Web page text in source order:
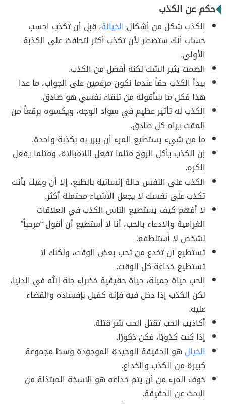
حكم عن الكذب
الكذب شكل من أشكال الخيانة، قبل أن تكذب احسب
حساب أنك ستضطر لأن تكذب أكثر لتحافظ على الكذبة
الأولى.
الصمت يثير الشك لكنه أفضل من الكذب.
يبدأ الكذب حقاً عندما نكون مرغمين على الجواب، ما عدا
هذا فكل ما سأقوله من تلقاء نفسي هو صادق.
الكذب له تأثير عظيم في سواد الوجه، ويكسوه برقعاً من
المقت يراه كل صادق.
ما من شيء يستطيع المرء أن يبرر به بكذبة واحدة.
إن الكذب يأكل الروح مثلما تفعل اللامبالاة، ومثلما يفعل
الكره.
الكذب على النفس حالة إنسانية بالطبع، إلا أن وعيك بأنك
تكذب على نفسك لا يجعل الأشياء محتملة أكثر.
لا أفهم كيف يستطيع الناس الكذب في العلاقات
الغرامية والادعاء بالحب، أنا لا أستطيع أن أقول “مرحباً”
لشخص لا أستلطفه.
تستطيع أن تخدع من تحب بعض الوقت، ولكنك لا
تستطيع خداعة كل الوقت.
الحب حياة جميلة، حياة حقيقية خضراء جنة الله في الدنيا،
لكن الكذب إذا دخل فيه فإنه كفيل بإفساده والقضاء
عليه.
أكاذيب الحب تقتل الحب شر قتلة.
إذا كنت كذوبًا، فكن ذكورًا.
الخيال هو الحقيقة الوحيدة الموجودة وسط مجموعة
كبيرة من الكذب والخداع.
خوف المرء من أن يتم خداعه هو النسخة المبتذلة من
البحث عن الحقيقة.